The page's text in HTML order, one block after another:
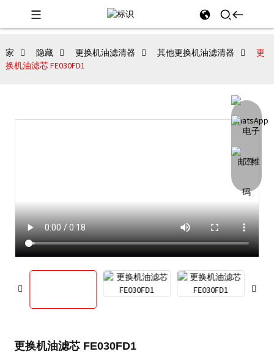
家 隐藏 更换机油滤清器 其他更换机油滤清器
更
换机油滤芯 FE030FD1
更换机油滤芯 FE030FD1